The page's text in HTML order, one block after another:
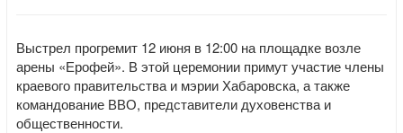
Выстрел прогремит 12 июня в 12:00 на площадке возле
арены «Ерофей». В этой церемонии примут участие члены
краевого правительства и мэрии Хабаровска, а также
командование ВВО, представители духовенства и
общественности.